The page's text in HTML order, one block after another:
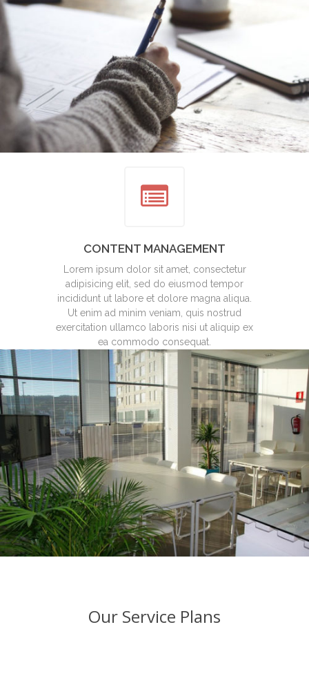
CONTENT MANAGEMENT
Lorem ipsum dolor sit amet, consectetur
adipisicing elit, sed do eiusmod tempor
incididunt ut labore et dolore magna aliqua.
Ut enim ad minim veniam, quis nostrud
exercitation ullamco laboris nisi ut aliquip ex
ea commodo consequat.
Our Service Plans